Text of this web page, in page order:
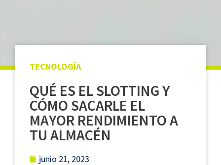
TECNOLOGÍA
QUÉ ES EL SLOTTING Y
CÓMO SACARLE EL
MAYOR RENDIMIENTO A
TU ALMACÉN
junio 21, 2023